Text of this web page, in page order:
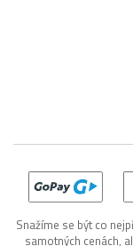
Snažíme se být co
samotných cenách,